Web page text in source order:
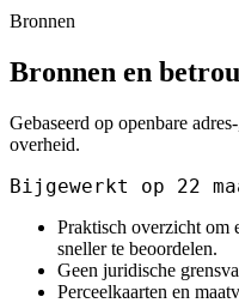
Bronnen
Bronnen en
Gebaseerd op openbare
overheid.
Bijgewerkt op 22
Praktisch overzicht om
sneller te beoordelen.
Geen juridische
Perceelkaarten en